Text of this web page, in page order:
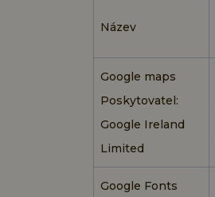
Název
Google maps
Poskytovatel:
Google Ireland
Limited
Google Fonts